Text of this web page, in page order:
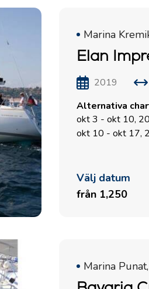
Marina
Elan
2019
Alternativa
okt 3 - okt 10,
okt 10 - okt 17,
Välj datum
från 1,250
Marina
Seglingsregionen Zadar
Biograd na Moru
Šibenik Seglingsregion
Seglingsregionen Split
Trogir
Dubrovnik Seglingsregion
Istrien Seglingsregion
Kvarner Seglingsregion